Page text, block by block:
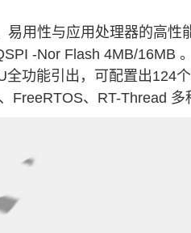
用性与应用处理器的高性
SPI -Nor Flash 4MB/16MB 。
全功能引出，可配置出124个
FreeRTOS、RT-Thread 多